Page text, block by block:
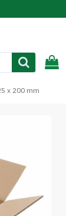
x 200 mm